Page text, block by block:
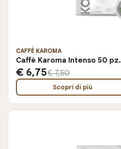
CAFFÈ KAROMA
Caffè Karoma Intenso 50 pz.
€ 6,75€ 7,50
Scopri di più